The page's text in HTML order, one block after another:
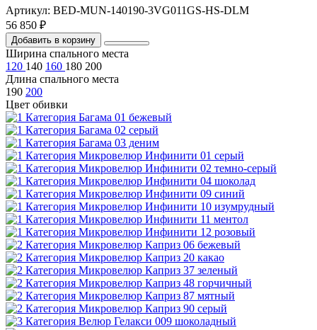
Артикул: BED-MUN-140190-3VG011GS-HS-DLM
56 850 ₽
Добавить в корзину
Ширина спального места
120 140 160 180 200
Длина спального места
190 200
Цвет обивки